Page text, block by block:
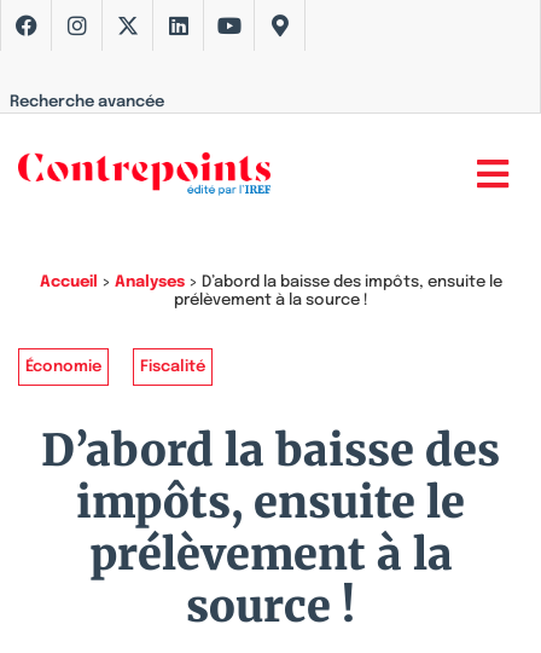
Recherche avancée
Accueil > Analyses> D’abord la baisse des impôts, ensuite le
prélèvement à la source !
Économie Fiscalité
D’abord la baisse des
impôts, ensuite le
prélèvement à la
source !